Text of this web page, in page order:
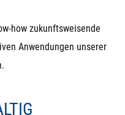
how zukunftsweisende
Anwendungen unserer